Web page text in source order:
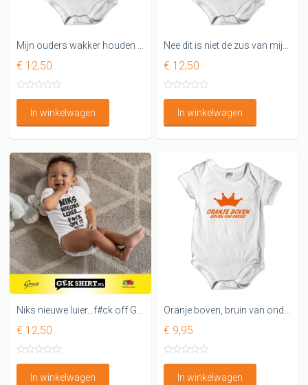
Mijn ouders wakker houden is mijn hobby, leuke rompertjes
€ 12,50
In winkelwagen
Nee dit is niet de zus van mijn moeder Dit is mijn OMA Rompertje
€ 12,50
In winkelwagen
Niks nieuwe luier...f#ck off Grappig rompertje
€ 12,50
In winkelwagen
Oranje boven, bruin van onder
€ 9,95
In winkelwagen